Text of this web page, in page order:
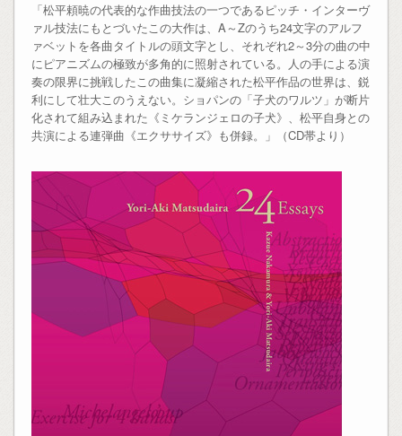
「松平頼暁の代表的な作曲技法の一つであるピッチ・インターヴ
ァル技法にもとづいたこの大作は、A～Zのうち24文字のアルフ
ァベットを各曲タイトルの頭文字とし、それぞれ2～3分の曲の中
にピアニズムの極致が多角的に照射されている。人の手による演
奏の限界に挑戦したこの曲集に凝縮された松平作品の世界は、鋭
利にして壮大このうえない。ショパンの「子犬のワルツ」が断片
化されて組み込まれた《ミケランジェロの子犬》、松平自身との
共演による連弾曲《エクササイズ》も併録。」（CD帯より）